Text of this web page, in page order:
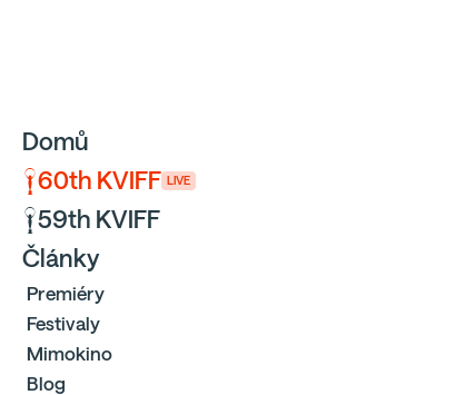
Domů
60th KVIFF LIVE
59th KVIFF
Články
Premiéry
Festivaly
Mimokino
Blog